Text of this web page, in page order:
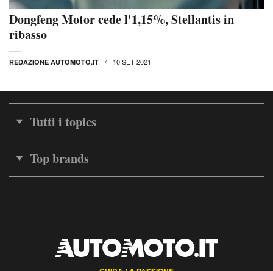
Dongfeng Motor cede l'1,15%, Stellantis in
ribasso
REDAZIONE AUTOMOTO.IT 10 SET 2021
Tutti i topics
Top brands